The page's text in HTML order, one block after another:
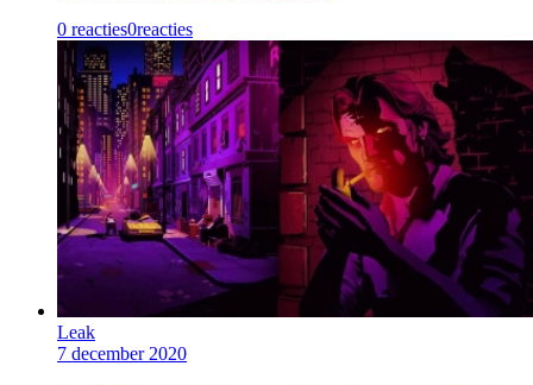
0 reacties0reacties
Leak
7 december 2020